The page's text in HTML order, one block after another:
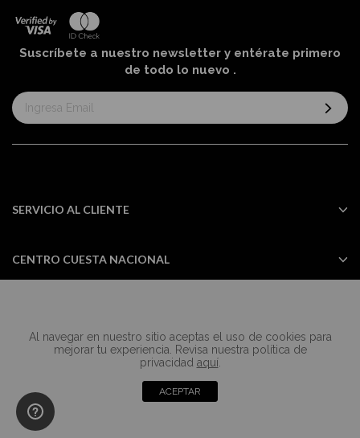
Al navegar en nuestro sitio aceptas el uso de cookies para
mejorar tu experiencia. Revisa nuestra política de
privacidad aquí.
ACEPTAR
Suscríbete a nuestro newsletter y entérate primero
de todo lo nuevo .
Suscríbase
al
informativo:
SERVICIO AL CLIENTE
CENTRO CUESTA NACIONAL
Todos los derechos reservados Casa
Cuesta ©2024